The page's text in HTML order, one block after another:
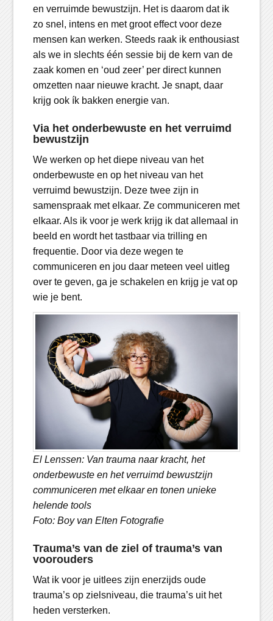
en verruimde bewustzijn. Het is daarom dat ik
zo snel, intens en met groot effect voor deze
mensen kan werken. Steeds raak ik enthousiast
als we in slechts één sessie bij de kern van de
zaak komen en ‘oud zeer’ per direct kunnen
omzetten naar nieuwe kracht. Je snapt, daar
krijg ook ík bakken energie van.
Via het onderbewuste en het verruimd
bewustzijn
We werken op het diepe niveau van het
onderbewuste en op het niveau van het
verruimd bewustzijn. Deze twee zijn in
samenspraak met elkaar. Ze communiceren met
elkaar. Als ik voor je werk krijg ik dat allemaal in
beeld en wordt het tastbaar via trilling en
frequentie. Door via deze wegen te
communiceren en jou daar meteen veel uitleg
over te geven, ga je schakelen en krijg je vat op
wie je bent.
El Lenssen: Van trauma naar kracht, het
onderbewuste en het verruimd bewustzijn
communiceren met elkaar en tonen unieke
helende tools
Foto: Boy van Elten Fotografie
Trauma’s van de ziel of trauma’s van
voorouders
Wat ik voor je uitlees zijn enerzijds oude
trauma’s op zielsniveau, die trauma’s uit het
heden versterken.